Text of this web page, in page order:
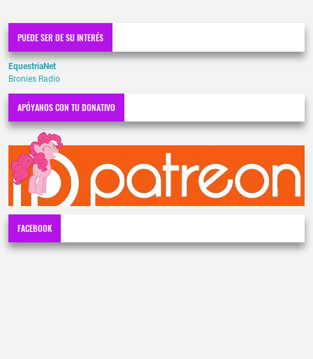
PUEDE SER DE SU INTERÉS
EquestriaNet
Bronies Radio
APÓYANOS CON TU DONATIVO
FACEBOOK